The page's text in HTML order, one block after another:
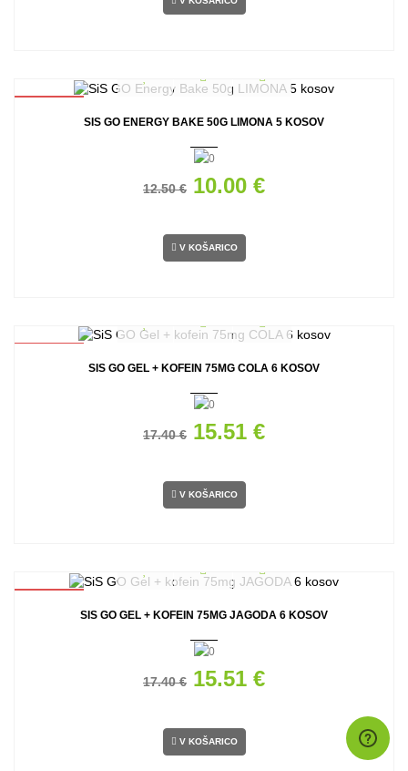
SIS GO ENERGY BAKE 50G LIMONA 5 KOSOV
12.50 € 10.00 €
V KOŠARICO
SIS GO GEL + KOFEIN 75MG COLA 6 KOSOV
17.40 € 15.51 €
V KOŠARICO
SIS GO GEL + KOFEIN 75MG JAGODA 6 KOSOV
17.40 € 15.51 €
V KOŠARICO